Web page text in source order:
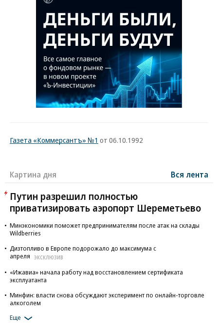
Газета «Коммерсантъ» №1 от 06.10.1992
Картина дня Вся лента
Путин разрешил полностью
приватизировать аэропорт Шереметьево
Минэкономики поможет предпринимателям после атак на склады
Wildberries
Дизтопливо в Европе подорожало до максимума с
апреля
ЭКСКЛЮЗИВ
«Ижавиа» начала работу над восстановлением сертификата
эксплуатанта
Минфин: власти снова обсуждают эксперимент по онлайн-торговле
алкоголем
Еще